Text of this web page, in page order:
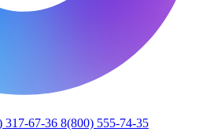
317-67-36 8(800) 555-74-35